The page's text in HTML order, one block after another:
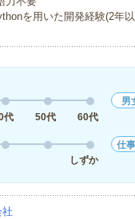
を用いた開発経験(2年
代 50代 60代
男
しずか
仕
社